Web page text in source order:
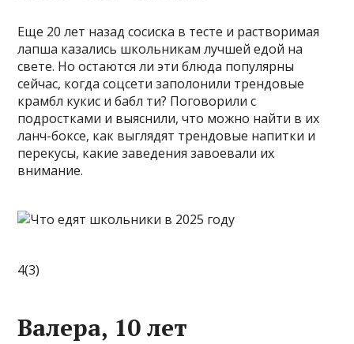
Еще 20 лет назад сосиска в тесте и растворимая
лапша казались школьникам лучшей едой на
свете. Но остаются ли эти блюда популярны
сейчас, когда соцсети заполонили трендовые
крамбл кукис и бабл ти? Поговорили с
подростками и выяснили, что можно найти в их
ланч-боксе, как выглядят трендовые напитки и
перекусы, какие заведения завоевали их
внимание.
4(3)
Валера, 10 лет